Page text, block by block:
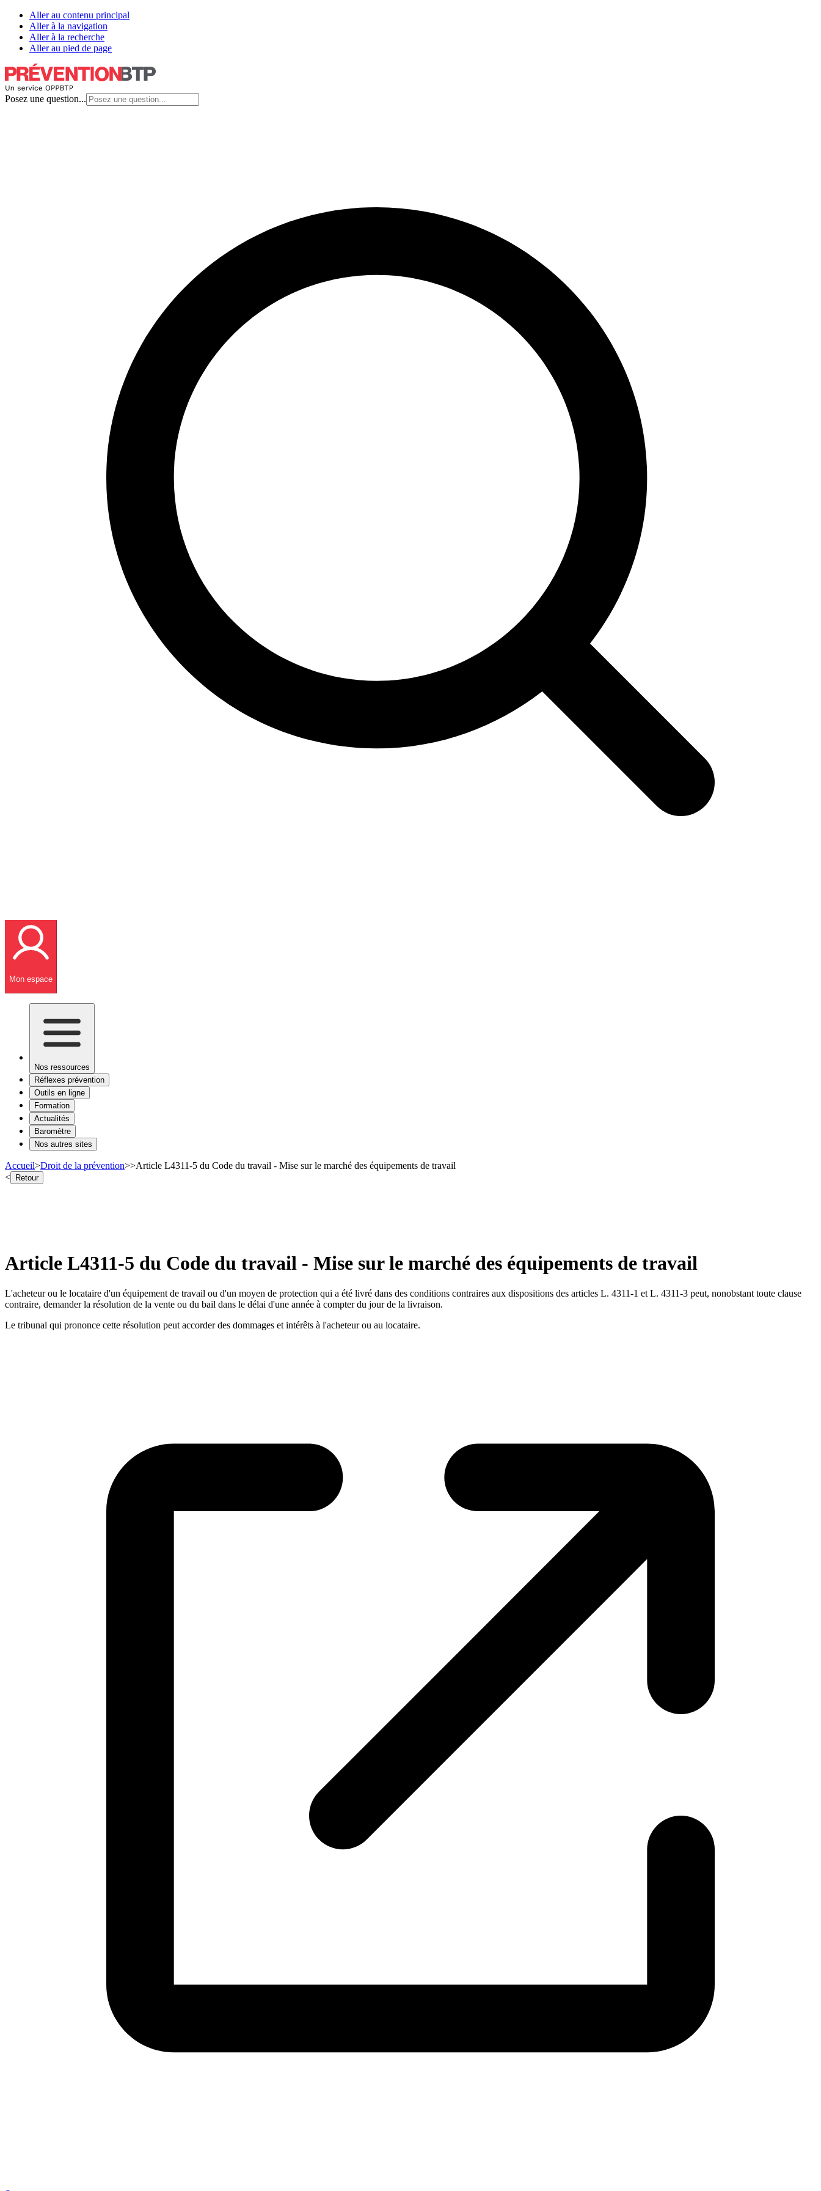
Aller au contenu principal
Aller à la navigation
Aller à la recherche
Aller au pied de page
Posez une question...
Mon espace
Nos ressources
Réflexes prévention
Outils en ligne
Formation
Actualités
Baromètre
Nos autres sites
Accueil>Droit de la prévention>>Article L4311-5 du Code du travail - Mise sur le marché des équipements de travail
< Retour
Article L4311-5 du Code du travail - Mise sur le marché des équipements de travail
L'acheteur ou le locataire d'un équipement de travail ou d'un moyen de protection qui a été livré dans des conditions contraires aux dispositions des articles L. 4311-1 et L. 4311-3 peut, nonobstant toute clause
contraire, demander la résolution de la vente ou du bail dans le délai d'une année à compter du jour de la livraison.
Le tribunal qui prononce cette résolution peut accorder des dommages et intérêts à l'acheteur ou au locataire.